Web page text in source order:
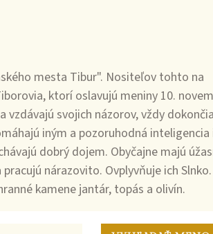
mesta Tibur". Nositeľov tohto na
ktorí oslavujú meniny 10.
svojich názorov, vždy
iným a pozoruhodná inteligencia
dobrý dojem. Obyčajne majú
nárazovito. Ovplyvňuje ich
kamene jantár, topás a olivín.